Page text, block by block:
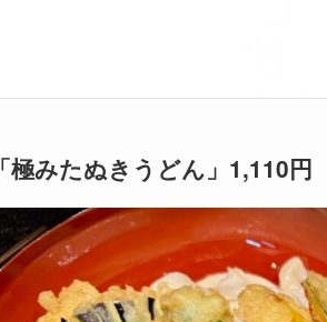
「極みたぬきうどん」1,110円